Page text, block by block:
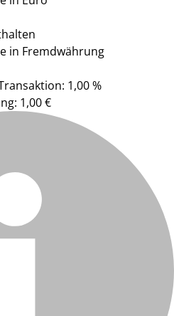
in Fremdwährung
1,00 %
1,00 €